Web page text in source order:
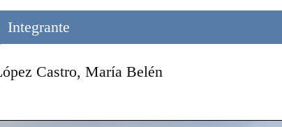
Integrante
Castro, María Belén